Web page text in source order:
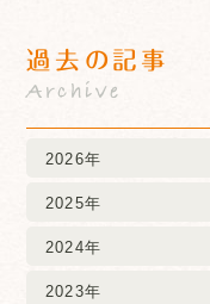
過去の記事
Archive
2026年
2025年
2024年
2023年